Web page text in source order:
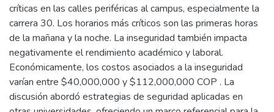
críticas en las calles periféricas al campus, especialmente la
carrera 30. Los horarios más críticos son las primeras horas
de la mañana y la noche. La inseguridad también impacta
negativamente el rendimiento académico y laboral.
Económicamente, los costos asociados a la inseguridad
varían entre $40,000,000 y $112,000,000 COP . La
discusión abordó estrategias de seguridad aplicadas en